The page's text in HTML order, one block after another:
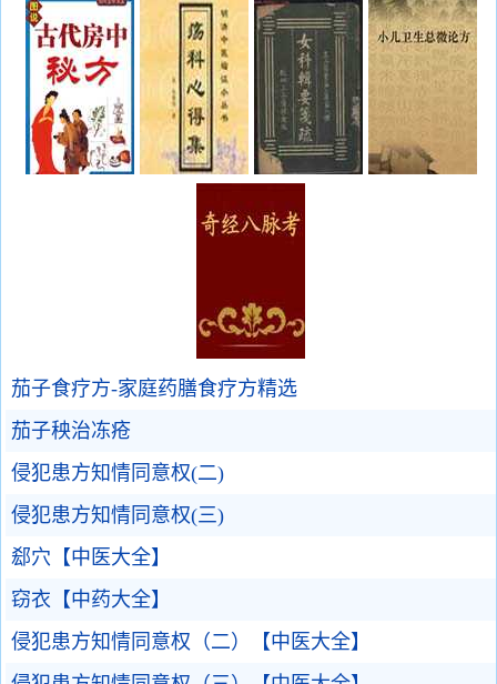
茄子食疗方-家庭药膳食疗方精选
茄子秧治冻疮
侵犯患方知情同意权(二)
侵犯患方知情同意权(三)
郄穴【中医大全】
窃衣【中药大全】
侵犯患方知情同意权（二）【中医大全】